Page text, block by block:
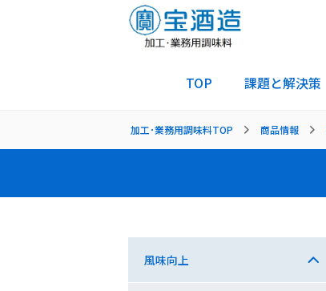
TOP 課題と解決策
加工･業務用調味料TOP 商品情報
風味向上